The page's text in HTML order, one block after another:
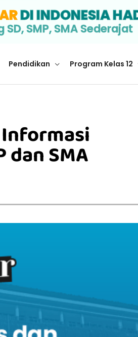
DI INDONESIA
SMP, SMA Sederajat
Pendidikan Program Kelas 12
dan SMA